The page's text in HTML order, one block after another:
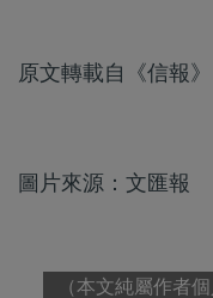
原文轉載自《信報
圖片來源：文匯報
（本文純屬作者